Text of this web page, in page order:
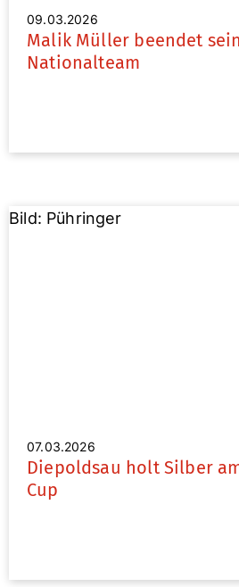
09.03.2026
Malik Müller beendet
Nationalteam
Bild: Pühringer
07.03.2026
Diepoldsau holt Silber
Cup